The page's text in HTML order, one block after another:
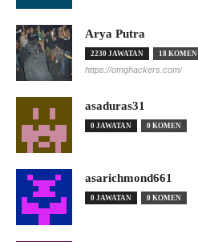
Arya Putra
2230 JAWATAN 18 KOMEN
https://omghackers.com/
asaduras31
0 JAWATAN 0 KOMEN
asarichmond661
0 JAWATAN 0 KOMEN